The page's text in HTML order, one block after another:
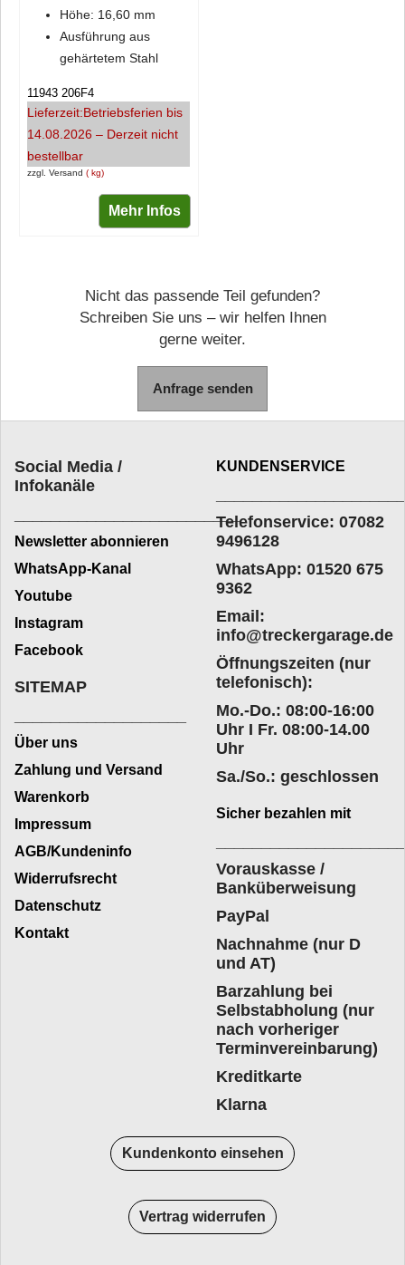
Höhe: 16,60 mm
Ausführung aus
gehärtetem Stahl
zzgl. Versand kg
11943 206F4
Lieferzeit:Betriebsferien bis
14.08.2026 – Derzeit nicht
bestellbar
Mehr Infos
Nicht das passende Teil gefunden?
Schreiben Sie uns – wir helfen Ihnen
gerne weiter.
Anfrage senden
Social Media /
Infokanäle
_________________________
Newsletter abonnieren
WhatsApp-Kanal
Youtube
Instagram
Facebook
KUNDENSERVICE
Telefonservice: 07082
9496128
WhatsApp: 01520 675
9362
Email:
info@treckergarage.de
Öffnungszeiten (nur
telefonisch):
Mo.-Do.: 08:00-16:00
Uhr I Fr. 08:00-14.00
Uhr
Sa./So.: geschlossen
SITEMAP
Über uns
Zahlung und Versand
Warenkorb
Impressum
AGB/Kundeninfo
Widerrufsrecht
Datenschutz
Kontakt
Sicher bezahlen mit
Vorauskasse /
Banküberweisung
PayPal
Nachnahme (nur D
und AT)
Barzahlung bei
Selbstabholung (nur
nach vorheriger
Terminvereinbarung)
Kreditkarte
Klarna
Kundenkonto einsehen
Vertrag widerrufen